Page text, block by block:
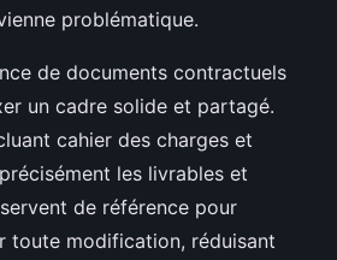
problématique.
de documents contractuels
un cadre solide et partagé.
cahier des charges et
les livrables et
de référence pour
toute modification, réduisant